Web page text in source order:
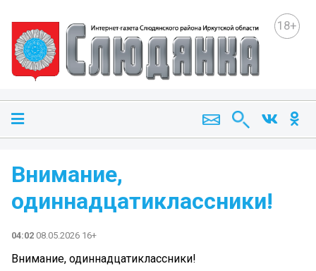
18+
Внимание,
одиннадцатиклассники!
04:02 08.05.2026 16+
Внимание, одиннадцатиклассники!